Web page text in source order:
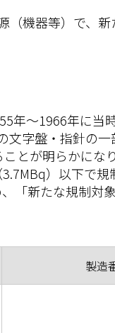
（機器等）で、
年～1966年に当
文字盤・指針の
ことが明らかにな
）以下で規
新たな規制対象
製造